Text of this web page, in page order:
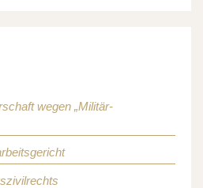
wegen „Militär-